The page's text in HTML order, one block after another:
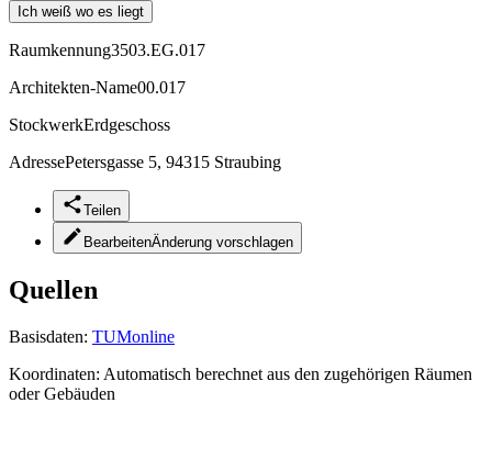
Ich weiß wo es liegt
Raumkennung3503.EG.017
Architekten-Name00.017
StockwerkErdgeschoss
AdressePetersgasse 5, 94315 Straubing
Teilen
BearbeitenÄnderung vorschlagen
Quellen
Basisdaten: TUMonline
Koordinaten: Automatisch berechnet aus den zugehörigen Räumen
oder Gebäuden